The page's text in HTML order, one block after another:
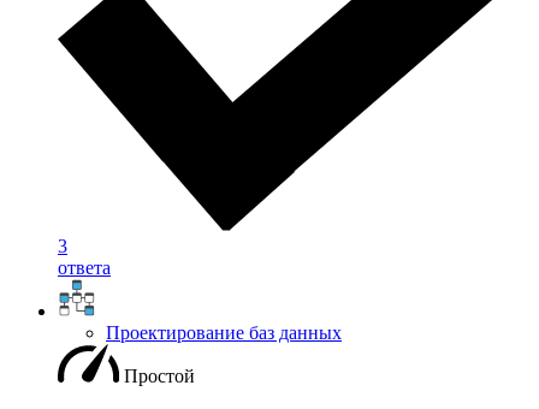
3
ответа
Проектирование баз данных
Простой